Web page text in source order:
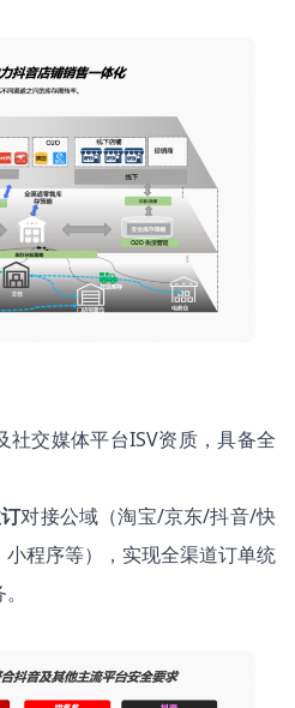
社交媒体平台ISV资质，具备全
对接公域（淘宝/京东/抖音/快
程序等），实现全渠道订单统